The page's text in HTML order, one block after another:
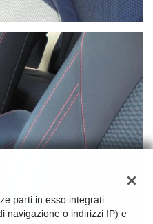
parti in esso integrati
navigazione o indirizzi IP) e